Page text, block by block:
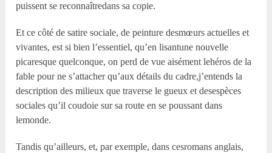
puissent se reconnaîtredans sa copie.
Et ce côté de satire sociale, de peinture desmœurs actuelles et
vivantes, est si bien l’essentiel, qu’en lisantune nouvelle
picaresque quelconque, on perd de vue aisément lehéros de la
fable pour ne s’attacher qu’aux détails du cadre,j’entends la
description des milieux que traverse le gueux et desespèces
sociales qu’il coudoie sur sa route en se poussant dans
lemonde.
Tandis qu’ailleurs, et, par exemple, dans cesromans anglais,